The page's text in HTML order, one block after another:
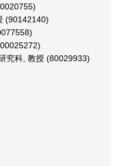
(90142140)
究科, 教授 (80029933)